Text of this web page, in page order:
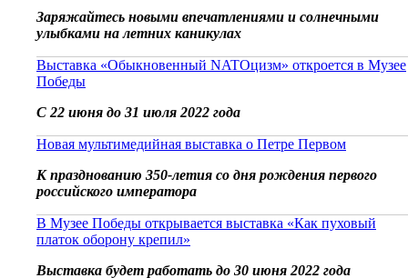
Заряжайтесь новыми впечатлениями и солнечными
улыбками на летних каникулах
Выставка «Обыкновенный NATOцизм» откроется в Музее
Победы
С 22 июня до 31 июля 2022 года
Новая мультимедийная выставка о Петре Первом
К празднованию 350-летия со дня рождения первого
российского императора
В Музее Победы открывается выставка «Как пуховый
платок оборону крепил»
Выставка будет работать до 30 июня 2022 года